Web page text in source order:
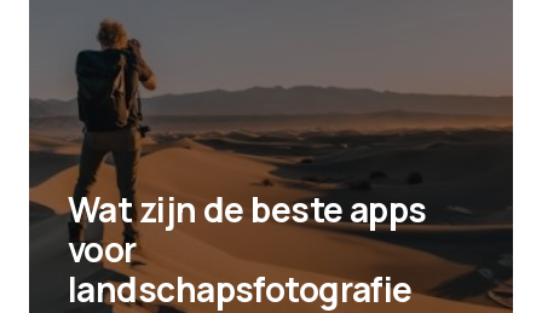
Wat zijn de beste apps
voor
landschapsfotografie